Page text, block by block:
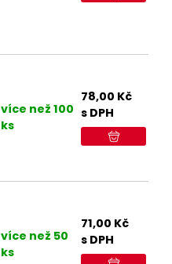
více než 100
ks
78,00 Kč
s DPH
více než 50
ks
71,00 Kč
s DPH